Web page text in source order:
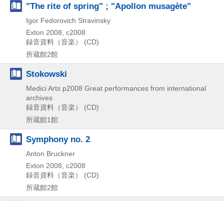
"The rite of spring" ; "Apollon musagète"
Igor Fedorovich Stravinsky
Exton 2008, c2008
録音資料（音楽） (CD)
所蔵館2館
Stokowski
Medici Arts p2008 Great performances from international
archives
録音資料（音楽） (CD)
所蔵館1館
Symphony no. 2
Anton Bruckner
Exton 2008, c2008
録音資料（音楽） (CD)
所蔵館2館